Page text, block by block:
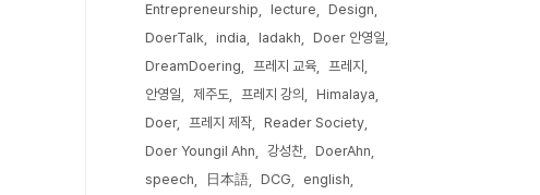
Entrepreneurship
lecture
Design
DoerTalk
india ladakh
Doer 안영일
DreamDoering
프레지 교육
프레지
안영일
제주도 프레지 강의
Himalaya
Doer
프레지 제작
Reader Society
Doer Youngil Ahn
강성찬
DoerAhn
speech
日本語 DCG
english